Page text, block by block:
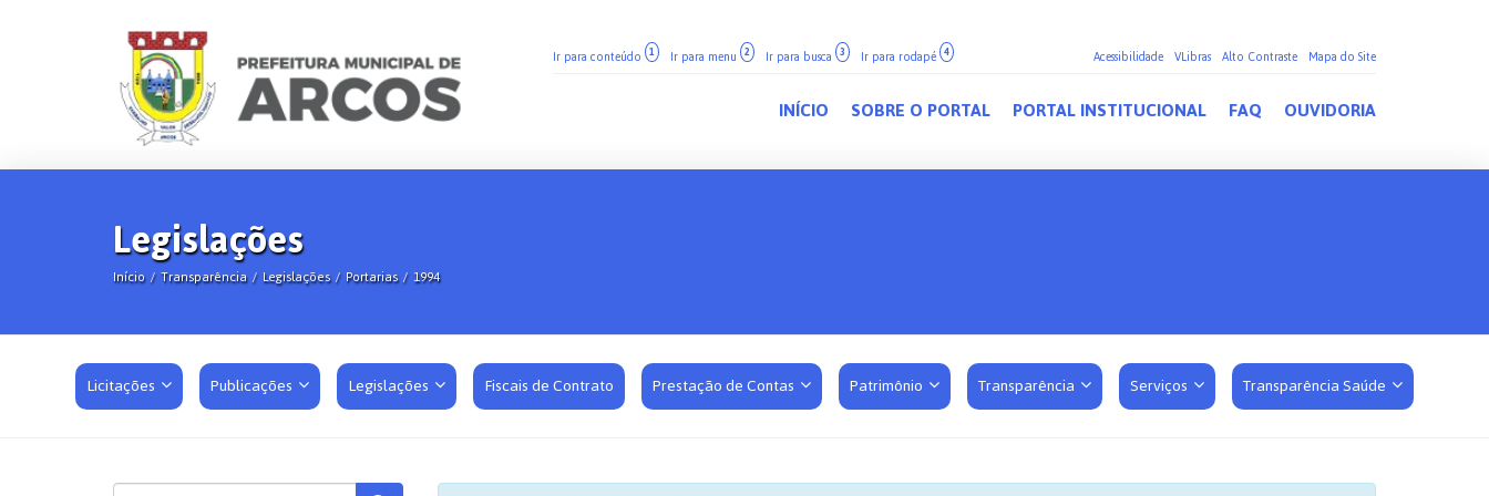
Ir para conteúdo 1 Ir para menu 2 Ir para busca 3 Ir para rodapé 4 Acessibilidade VLibras Alto Contraste Mapa do Site
INÍCIO SOBRE O PORTAL PORTAL INSTITUCIONAL FAQ OUVIDORIA
Legislações
Início Transparência Legislações Portarias 1994
Licitações Publicações Legislações Fiscais de Contrato Prestação de Contas Patrimônio Transparência Serviços Transparência Saúde